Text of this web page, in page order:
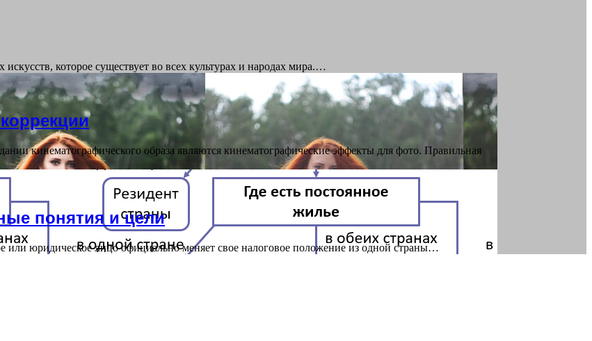
которое существует во всех культурах и народах мира.…
кинематографического образа являются кинематографические эффекты для фото. Правильная
понятия и цели
или юридическое лицо официально меняет свое налоговое положение из одной страны…